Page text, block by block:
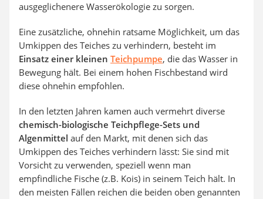
ausgeglichenere Wasserökologie zu sorgen.
Eine zusätzliche, ohnehin ratsame Möglichkeit, um das
Umkippen des Teiches zu verhindern, besteht im
Einsatz einer kleinen Teichpumpe, die das Wasser in
Bewegung hält. Bei einem hohen Fischbestand wird
diese ohnehin empfohlen.
In den letzten Jahren kamen auch vermehrt diverse
chemisch-biologische Teichpflege-Sets und
Algenmittel auf den Markt, mit denen sich das
Umkippen des Teiches verhindern lässt: Sie sind mit
Vorsicht zu verwenden, speziell wenn man
empfindliche Fische (z.B. Kois) in seinem Teich hält. In
den meisten Fällen reichen die beiden oben genannten